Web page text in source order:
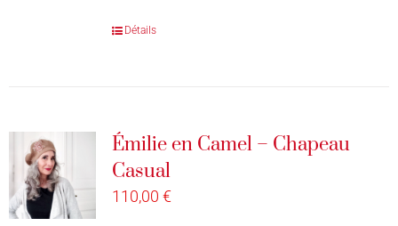
Détails
Émilie en Camel – Chapeau
Casual
110,00 €